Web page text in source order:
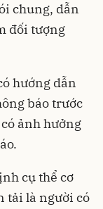
chung, dẫn
đối tượng
hướng dẫn
báo trước
ảnh hưởng
cụ thể cơ
tải là người có